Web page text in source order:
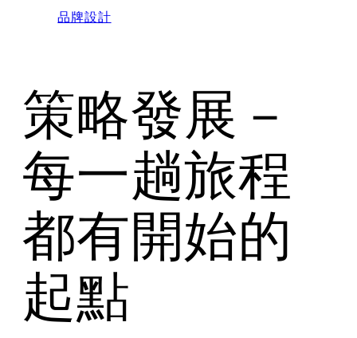
品牌設計
策略發展－
每一趟旅程
都有開始的
起點